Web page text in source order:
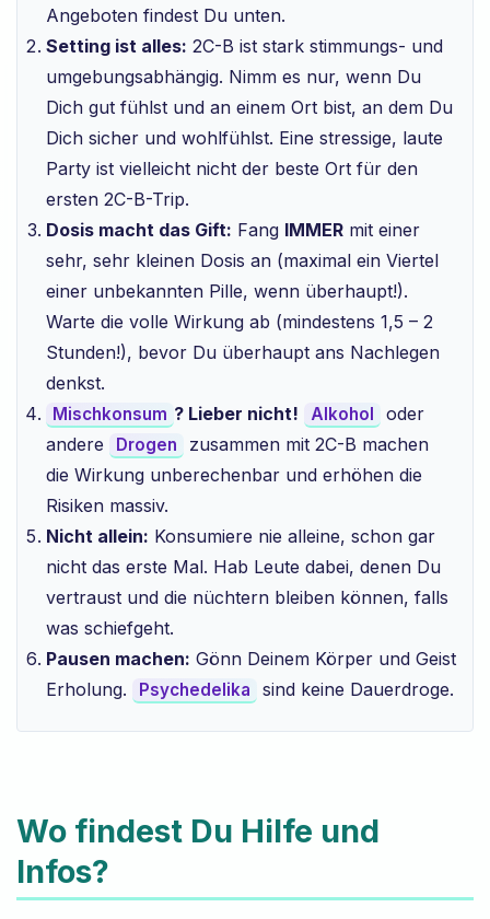
Angeboten findest Du unten.
Setting ist alles: 2C-B ist stark stimmungs- und
umgebungsabhängig. Nimm es nur, wenn Du
Dich gut fühlst und an einem Ort bist, an dem Du
Dich sicher und wohlfühlst. Eine stressige, laute
Party ist vielleicht nicht der beste Ort für den
ersten 2C-B-Trip.
Dosis macht das Gift: Fang IMMERmit einer
sehr, sehr kleinen Dosis an (maximal ein Viertel
einer unbekannten Pille, wenn überhaupt!).
Warte die volle Wirkung ab (mindestens 1,5 – 2
Stunden!), bevor Du überhaupt ans Nachlegen
denkst.
Mischkonsum ? Lieber nicht! Alkohol
oder
andere
Drogen
zusammen mit 2C-B machen
die Wirkung unberechenbar und erhöhen die
Risiken massiv.
Nicht allein: Konsumiere nie alleine, schon gar
nicht das erste Mal. Hab Leute dabei, denen Du
vertraust und die nüchtern bleiben können, falls
was schiefgeht.
Pausen machen: Gönn Deinem Körper und Geist
Erholung.
Psychedelika sind keine Dauerdroge.
Wo findest Du Hilfe und
Infos?